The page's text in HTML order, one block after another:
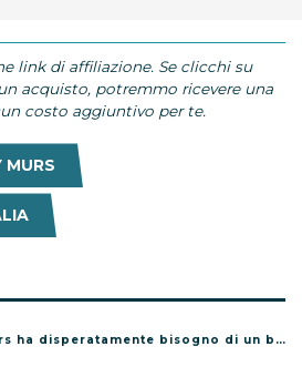
link di affiliazione. Se clicchi su
acquisto, potremmo ricevere una
costo aggiuntivo per te.
MURS
ha disperatamente bisogno di un bacio